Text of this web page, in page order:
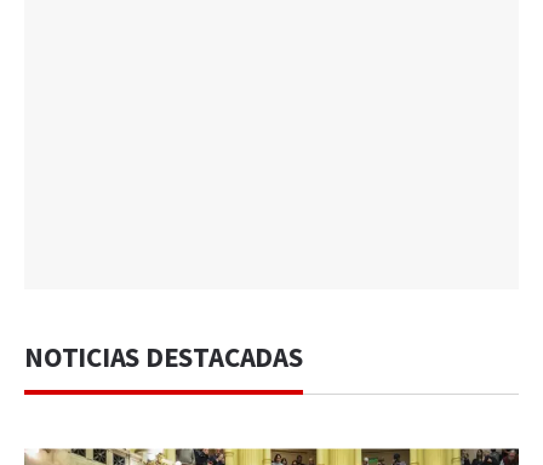
NOTICIAS DESTACADAS